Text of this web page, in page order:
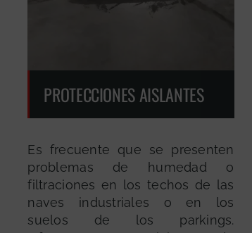
PROTECCIONES AISLANTES
Es frecuente que se presenten
problemas de humedad o
filtraciones en los techos de las
naves industriales o en los
suelos de los parkings.